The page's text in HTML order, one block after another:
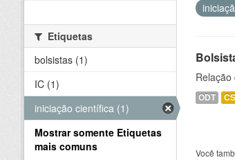
ODT
Você
Etiquetas
bolsistas (1)
IC (1)
iniciação científica (1)
Mostrar somente Etiquetas
mais comuns